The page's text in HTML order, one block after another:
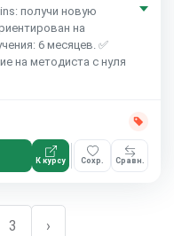
получи новую
на
6 месяцев. ✅
на методиста с нуля
К курсу Сохр. Сравн.
3 ›